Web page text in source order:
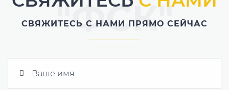
"ФСК"
СВЯЖИТЕСЬ С НАМИ ПРЯМО СЕЙЧАС